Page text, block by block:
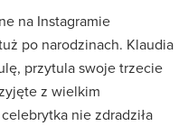
na Instagramie
po narodzinach. Klaudia
przytula swoje trzecie
z wielkim
nie zdradziła